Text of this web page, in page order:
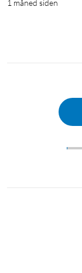
1 måned siden